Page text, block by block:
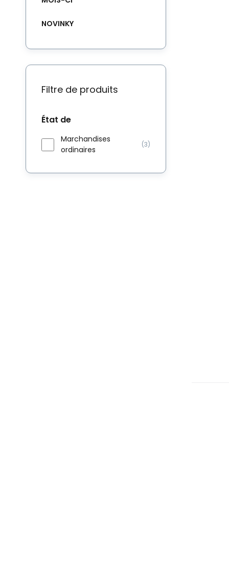
NOVINKY
Filtre de produits
État de
Marchandises
ordinaires
(3)